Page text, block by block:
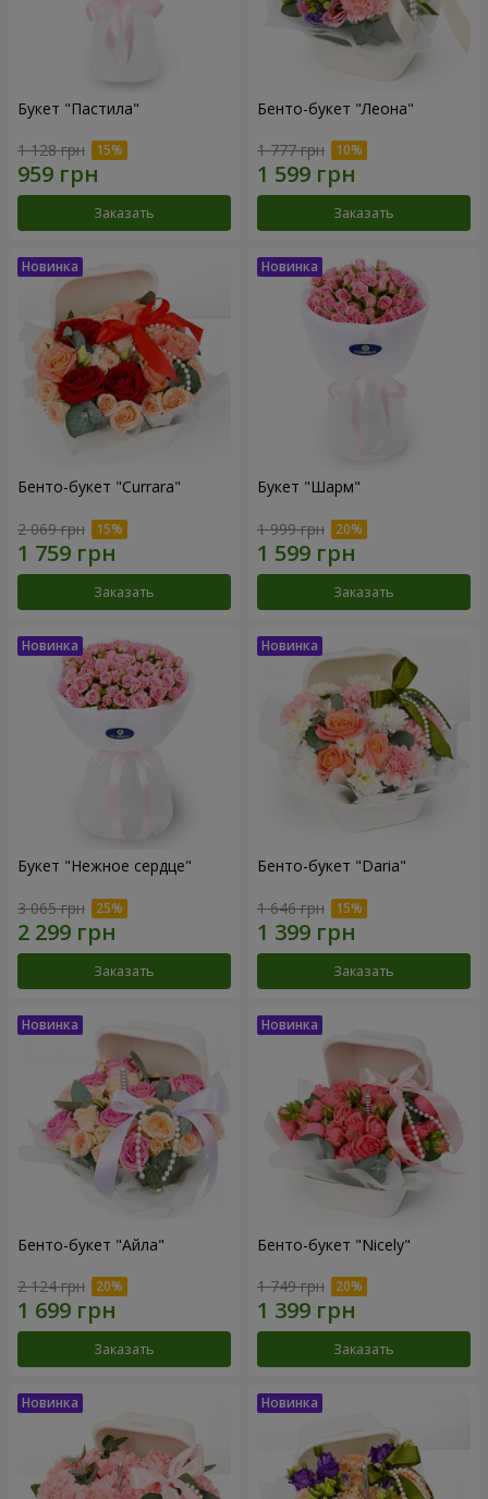
Букет "Пастила"
1 128 грн
Заказать
Бенто-букет "Леона"
1 777 грн
Заказать
Бенто-букет "Currara"
2 069 грн
Заказать
Букет "Шарм"
1 999 грн
Заказать
Букет "Нежное сердце"
3 065 грн
Заказать
Бенто-букет "Daria"
1 646 грн
Заказать
Бенто-букет "Айла"
2 124 грн
Заказать
Бенто-букет "Nicely"
1 749 грн
Заказать